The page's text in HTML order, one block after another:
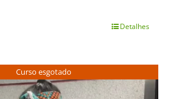
Detalhes
Curso esgotado